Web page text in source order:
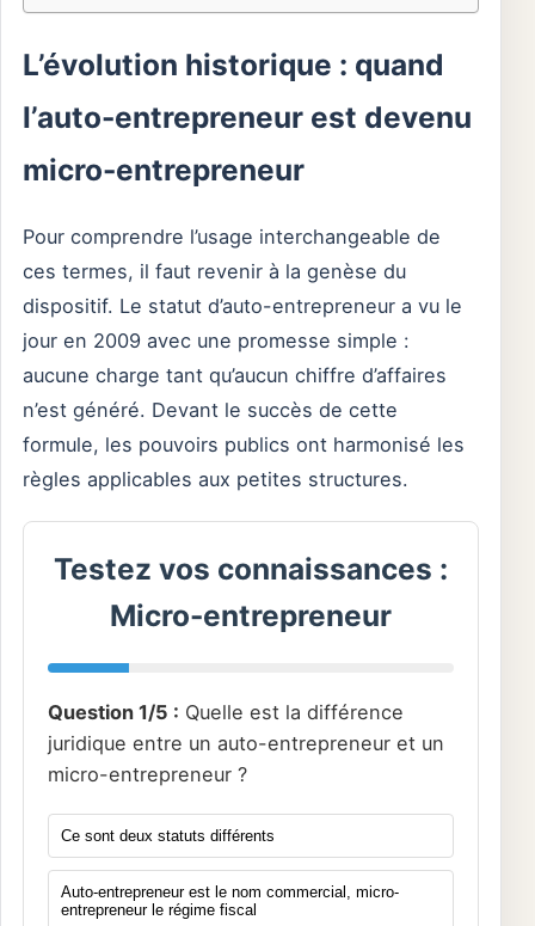
L’évolution historique : quand
l’auto-entrepreneur est devenu
micro-entrepreneur
Pour comprendre l’usage interchangeable de
ces termes, il faut revenir à la genèse du
dispositif. Le statut d’auto-entrepreneur a vu le
jour en 2009 avec une promesse simple :
aucune charge tant qu’aucun chiffre d’affaires
n’est généré. Devant le succès de cette
formule, les pouvoirs publics ont harmonisé les
règles applicables aux petites structures.
Testez vos connaissances :
Micro-entrepreneur
Question 1/5 : Quelle est la différence
juridique entre un auto-entrepreneur et un
micro-entrepreneur ?
Ce sont deux statuts différents
Auto-entrepreneur est le nom commercial, micro-
entrepreneur le régime fiscal